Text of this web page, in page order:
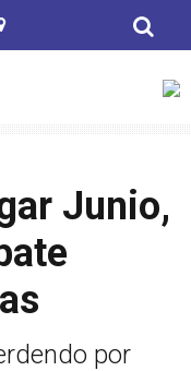
Junio,
por